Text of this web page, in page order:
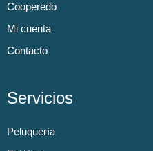
Cooperedo
Mi cuenta
Contacto
Servicios
Peluquería